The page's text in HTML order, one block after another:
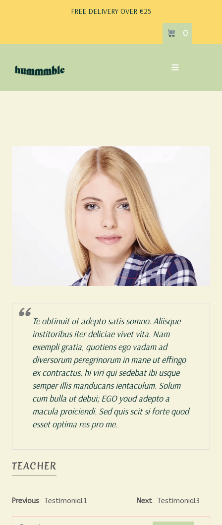
FREE DELIVERY OVER €25
0
Te obtinuit ut adepto satis somno. Aliisque
institoribus iter deliciae vivet vita. Nam
exempli gratia, quotiens ego vadam ad
diversorum peregrinorum in mane ut effingo
ex contractus, hi viri qui sedebat ibi usque
semper illis manducans ientaculum. Solum
cum bulla ut debui; EGO youd adepto a
macula proiciendi. Sed quis scit si forte quod
esset optima res pro me.
TEACHER
Previous Testimonial1 Next Testimonial3